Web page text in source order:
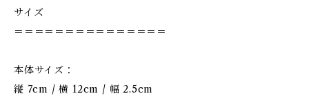
サイズ
＝＝＝＝＝＝＝＝＝＝＝＝＝＝＝
本体サイズ：
縦 7cm / 横 12cm / 幅 2.5cm